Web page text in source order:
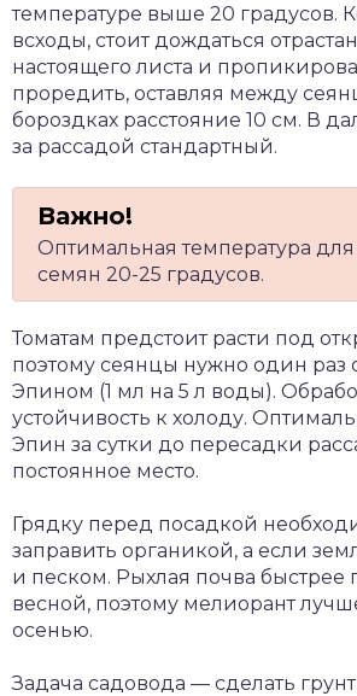
температуре выше 20 градусов.
всходы, стоит дождаться
настоящего листа и
проредить, оставляя между
бороздках расстояние 10 см. В
за рассадой стандартный.
Оптимальная температура
семян 20-25 градусов.
Томатам предстоит расти под
поэтому сеянцы нужно один раз
Эпином (1 мл на 5 л воды).
устойчивость к холоду.
Эпин за сутки до пересадки
постоянное место.
Грядку перед посадкой
заправить органикой, а если
и песком. Рыхлая почва быстрее
весной, поэтому мелиорант
осенью.
Задача садовода — сделать